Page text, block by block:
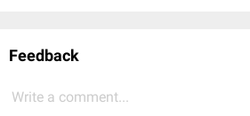
Feedback
Write a comment...